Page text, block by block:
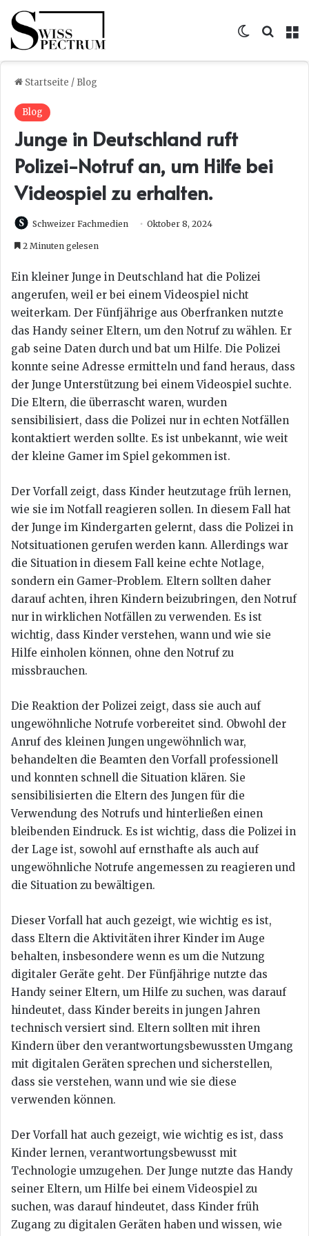
Skin
Startseite / Blog
Blog
Junge in Deutschland ruft
Polizei-Notruf an, um Hilfe bei
Videospiel zu erhalten.
Schweizer Fachmedien Oktober 8, 2024
2 Minuten gelesen
Ein kleiner Junge in Deutschland hat die Polizei
angerufen, weil er bei einem Videospiel nicht
weiterkam. Der Fünfjährige aus Oberfranken nutzte
das Handy seiner Eltern, um den Notruf zu wählen. Er
gab seine Daten durch und bat um Hilfe. Die Polizei
konnte seine Adresse ermitteln und fand heraus, dass
der Junge Unterstützung bei einem Videospiel suchte.
Die Eltern, die überrascht waren, wurden
sensibilisiert, dass die Polizei nur in echten Notfällen
kontaktiert werden sollte. Es ist unbekannt, wie weit
der kleine Gamer im Spiel gekommen ist.
Der Vorfall zeigt, dass Kinder heutzutage früh lernen,
wie sie im Notfall reagieren sollen. In diesem Fall hat
der Junge im Kindergarten gelernt, dass die Polizei in
Notsituationen gerufen werden kann. Allerdings war
die Situation in diesem Fall keine echte Notlage,
sondern ein Gamer-Problem. Eltern sollten daher
darauf achten, ihren Kindern beizubringen, den Notruf
nur in wirklichen Notfällen zu verwenden. Es ist
wichtig, dass Kinder verstehen, wann und wie sie
Hilfe einholen können, ohne den Notruf zu
missbrauchen.
Die Reaktion der Polizei zeigt, dass sie auch auf
ungewöhnliche Notrufe vorbereitet sind. Obwohl der
Anruf des kleinen Jungen ungewöhnlich war,
behandelten die Beamten den Vorfall professionell
und konnten schnell die Situation klären. Sie
sensibilisierten die Eltern des Jungen für die
Verwendung des Notrufs und hinterließen einen
bleibenden Eindruck. Es ist wichtig, dass die Polizei in
der Lage ist, sowohl auf ernsthafte als auch auf
ungewöhnliche Notrufe angemessen zu reagieren und
die Situation zu bewältigen.
Dieser Vorfall hat auch gezeigt, wie wichtig es ist,
dass Eltern die Aktivitäten ihrer Kinder im Auge
behalten, insbesondere wenn es um die Nutzung
digitaler Geräte geht. Der Fünfjährige nutzte das
Handy seiner Eltern, um Hilfe zu suchen, was darauf
hindeutet, dass Kinder bereits in jungen Jahren
technisch versiert sind. Eltern sollten mit ihren
Kindern über den verantwortungsbewussten Umgang
mit digitalen Geräten sprechen und sicherstellen,
dass sie verstehen, wann und wie sie diese
verwenden können.
Der Vorfall hat auch gezeigt, wie wichtig es ist, dass
Kinder lernen, verantwortungsbewusst mit
Technologie umzugehen. Der Junge nutzte das Handy
seiner Eltern, um Hilfe bei einem Videospiel zu
suchen, was darauf hindeutet, dass Kinder früh
Zugang zu digitalen Geräten haben und wissen, wie